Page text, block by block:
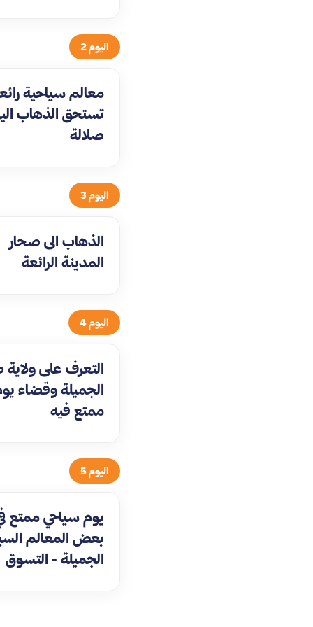
اليوم 2
معالم سياحية
تستحق الذهاب
صلالة
اليوم 3
الذهاب الى صحار
المدينة الرائعة
اليوم 4
التعرف على ولاية
الجميلة وقضاء
ممتع فيه
اليوم 5
يوم سياحي ممتع
بعض المعالم
الجميلة - التسوق